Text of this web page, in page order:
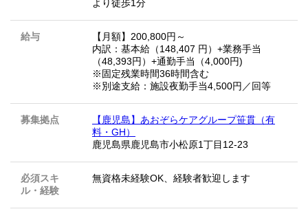
より徒歩1分
給与
【月額】200,800円～
内訳：基本給（148,407 円）+業務手当
（48,393円）+通勤手当（4,000円)
※固定残業時間36時間含む
※別途支給：施設夜勤手当4,500円／回等
募集拠点
【鹿児島】あおぞらケアグループ笹貫（有
料・GH）
鹿児島県鹿児島市小松原1丁目12-23
必須スキ
ル・経験
無資格未経験OK、経験者歓迎します